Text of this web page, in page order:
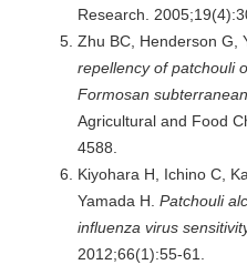
Research.
Zhu BC, Henderson G,
repellency of patchouli
Formosan
Agricultural and Food
4588.
Kiyohara H, Ichino C,
Yamada H. Patchouli
influenza virus
2012;66(1):55-61.